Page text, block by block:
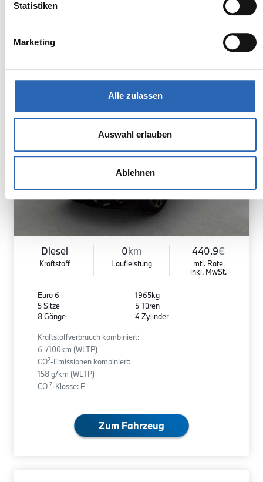
Statistiken
Marketing
Alle zulassen
Auswahl erlauben
Ablehnen
BMW Kürzlich reduziert
MwSt. ist ausweisbar
Diesel
Kraftstoff
0km
Laufleistung
440.9€
mtl. Rate
inkl. MwSt.
Euro 6
5 Sitze
8 Gänge
1965kg
5 Türen
4 Zylinder
Kraftstoffverbrauch kombiniert:
6 l/100km (WLTP)
CO2-Emissionen kombiniert:
158 g/km (WLTP)
CO 2-Klasse: F
Zum Fahrzeug